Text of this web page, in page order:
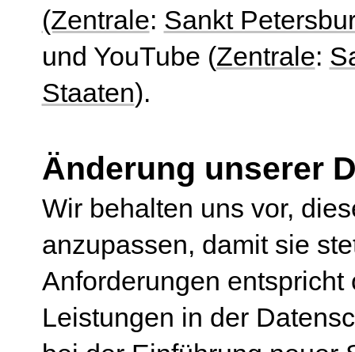
(Zentrale: Sankt
und YouTube (Zentrale:
Staaten).
Änderung unserer
Wir behalten uns vor,
anzupassen, damit sie
Anforderungen
Leistungen in der